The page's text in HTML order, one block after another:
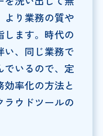
より業務の質や
します。時代の
い、同じ業務で
でいるので、定
率化の方法と
ラウドツールの